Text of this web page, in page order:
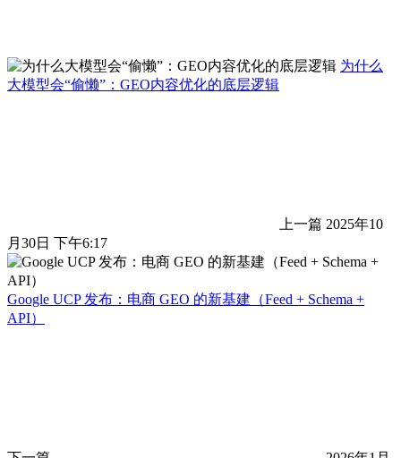
为什么
大模型会“偷懒”：GEO内容优化的底层逻辑
上一篇 2025年10
月30日 下午6:17
Google UCP 发布：电商 GEO 的新基建（Feed + Schema +
API）